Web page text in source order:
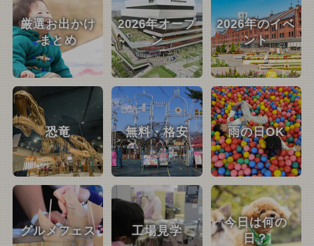
厳選お出かけ
まとめ
2026年オープ
ン
2026年のイベ
ント
恐竜 無料・格安 雨の日OK
グルメフェス 工場見学
今日は何の
日？